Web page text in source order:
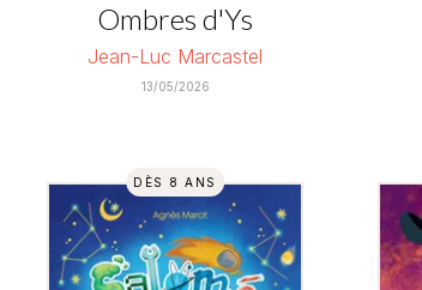
Ombres d'Ys
Jean-Luc Marcastel
13/05/2026
DÈS 8 ANS